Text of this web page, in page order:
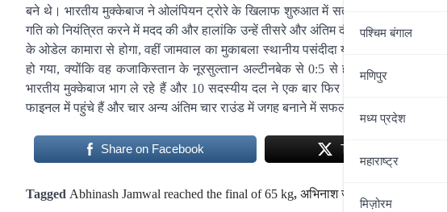
पश्चिम बंगाल
मणिपुर
मध्‍य प्रदेश
महाराष्‍ट्र
मिज़ोरम
बने थे। भारतीय मुक्केबाज ने ओलंपियन ट्रोरे के खिलाफ शुरुआत में सतर्क रुख अपनाया,
गति को नियंत्रित करने में मदद की और हालांकि उन्हें तीसरे और अंतिम दौर में पेनल्टी मिली,
के ओडेल कामारा से होगा, वहीं जामवाल का मुकाबला स्थानीय पसंदीदा यूरी रीस से होगा।
हो गया, क्योंकि वह कजाकिस्तान के नूरसुल्तान अल्टीनबेक से 0:5 से हार गए। यह विश्व
भारतीय मुक्केबाज भाग ले रहे हैं और 10 सदस्यीय दल ने एक बार फिर दुनिया के सर्वश्रेष्ठ
फाइनल में पहुंचे हैं और चार अन्य अंतिम चार राउंड में जगह बनाने में सफल रहे हैं।
Share on Facebook Tweet
Tagged Abhinash Jamwal reached the final of 65 kg, अभिनाश जामवाल 65 किग्रा के